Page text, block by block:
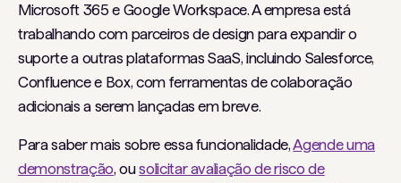
Microsoft 365 e Google Workspace. A empresa está
trabalhando com parceiros de design para expandir o
suporte a outras plataformas SaaS, incluindo Salesforce,
Confluence e Box, com ferramentas de colaboração
adicionais a serem lançadas em breve.
Para saber mais sobre essa funcionalidade,Agende uma
demonstração, ousolicitar avaliação de risco de